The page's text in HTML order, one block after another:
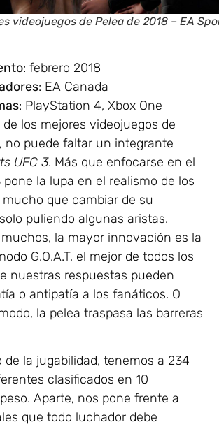
videojuegos de Pelea de 2018 – EA
: febrero 2018
: EA Canada
: PlayStation 4, Xbox One
de los mejores videojuegos de
no puede faltar un integrante
UFC 3. Más que enfocarse en el
pone la lupa en el realismo de los
que cambiar de su
puliendo algunas aristas.
la mayor innovación es la
G.O.A.T, el mejor de todos los
nuestras respuestas pueden
o antipatía a los fanáticos. O
la pelea traspasa las barreras
de la jugabilidad, tenemos a 234
clasificados en 10
Aparte, nos pone frente a
que todo luchador debe